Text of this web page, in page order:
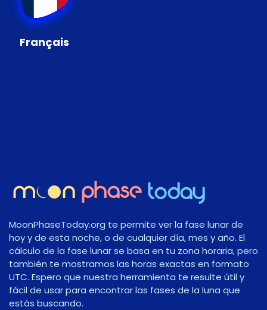
Français
MoonPhaseToday.org te permite ver la fase lunar de
hoy y de esta noche, o de cualquier día, mes y año. El
cálculo de la fase lunar se basa en tu zona horaria, pero
también te mostramos las horas exactas en formato
UTC. Espero que nuestra herramienta te resulte útil y
fácil de usar para encontrar las fases de la luna que
estás buscando.